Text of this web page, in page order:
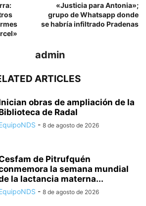
«Justicia para Antonia»;
grupo de Whatsapp donde
se habría infiltrado Pradenas
admin
ARTICLES
obras de ampliación de la
de Radal
- 8 de agosto de 2026
de Pitrufquén
la semana mundial
la lactancia materna...
- 8 de agosto de 2026